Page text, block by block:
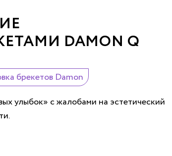
DAMON Q
брекетов Damon
улыбок» с жалобами на эстетический